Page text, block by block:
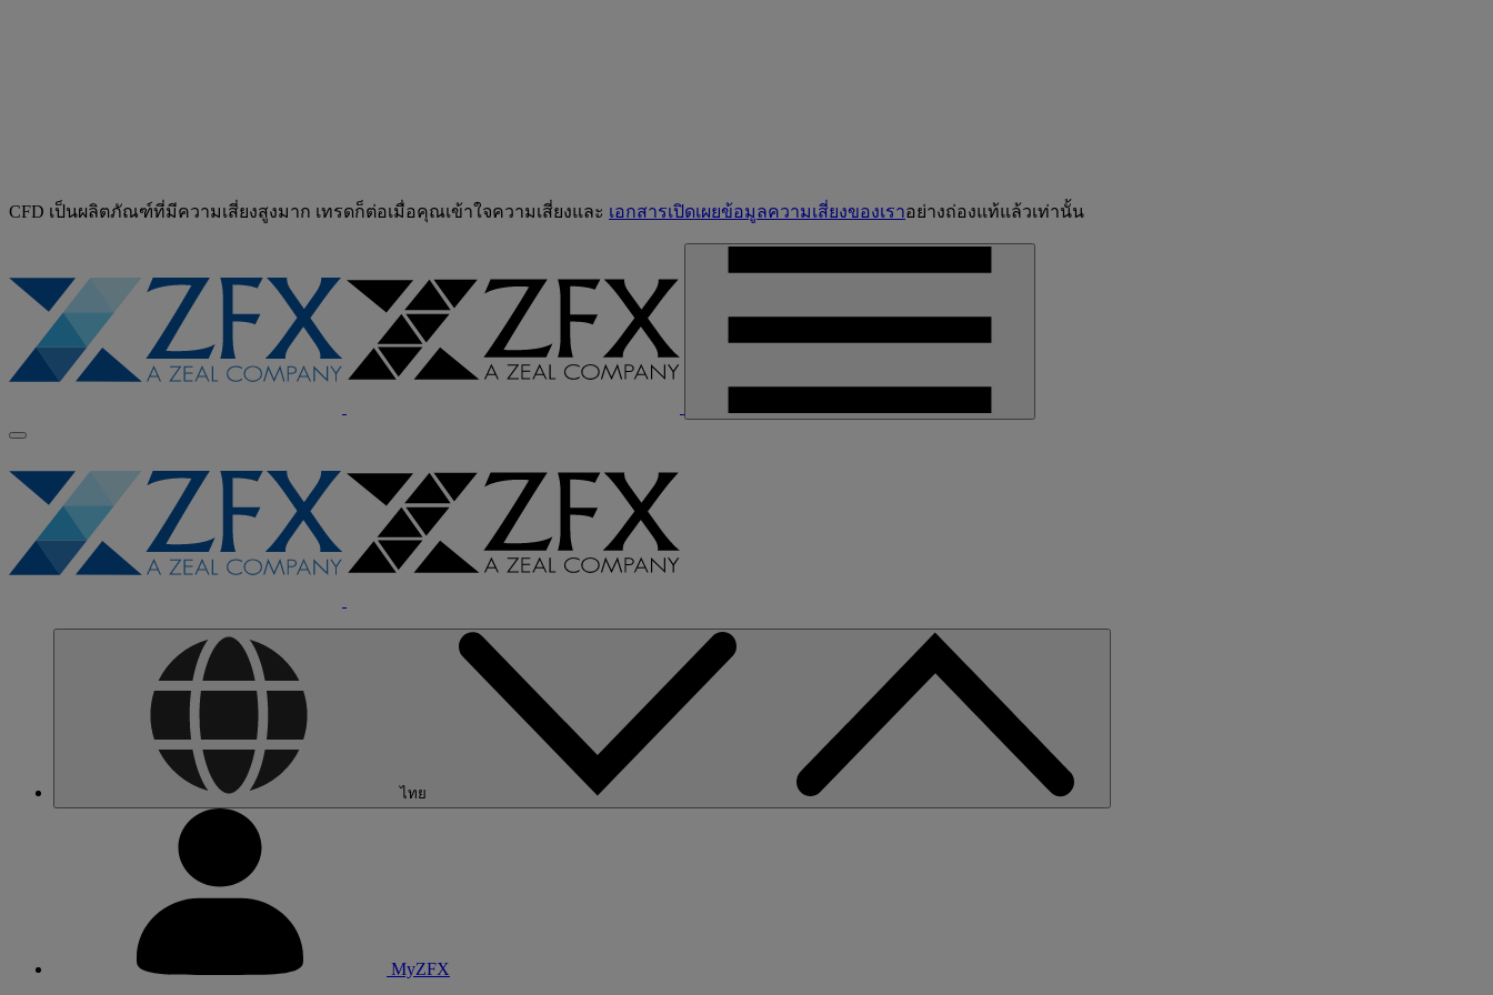
CFD เป็นผลิตภัณฑ์ที่มีความเสี่ยงสูงมาก เทรดก็ต่อเมื่อคุณเข้าใจความเสี่ยงและ เอกสารเปิดเผยข้อมูลความเสี่ยงของเราอย่างถ่องแท้แล้วเท่านั้น
ไทย
MyZFX